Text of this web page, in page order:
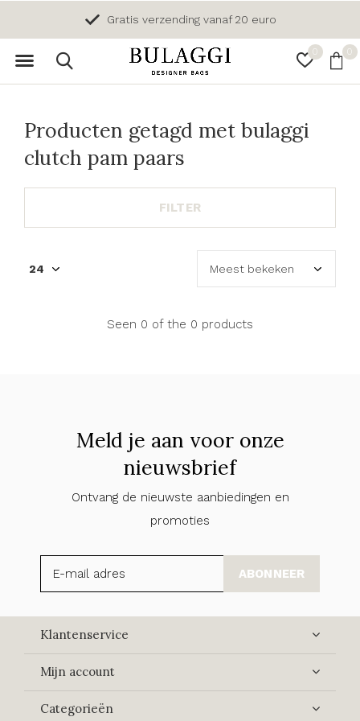
0 0
Gratis verzending vanaf 20 euro
Producten getagd met bulaggi
clutch pam paars
FILTER
Seen 0 of the 0 products
Meld je aan voor onze
nieuwsbrief
Ontvang de nieuwste aanbiedingen en
promoties
ABONNEER
Klantenservice
Mijn account
Categorieën